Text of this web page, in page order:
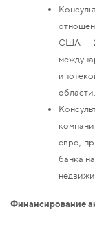
США 2
евро,
банка
Финансирование